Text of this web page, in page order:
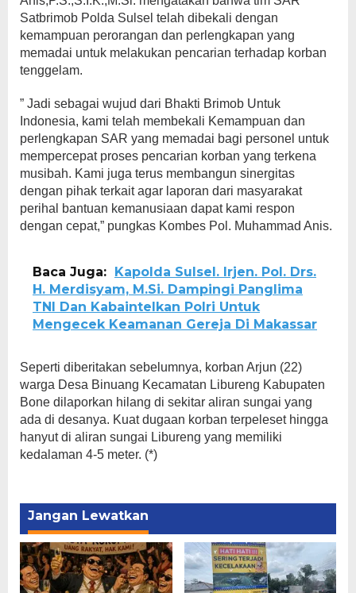
Satbrimob Polda Sulsel telah dibekali dengan
kemampuan perorangan dan perlengkapan yang
memadai untuk melakukan pencarian terhadap korban
tenggelam.
” Jadi sebagai wujud dari Bhakti Brimob Untuk
Indonesia, kami telah membekali Kemampuan dan
perlengkapan SAR yang memadai bagi personel untuk
mempercepat proses pencarian korban yang terkena
musibah. Kami juga terus membangun sinergitas
dengan pihak terkait agar laporan dari masyarakat
perihal bantuan kemanusiaan dapat kami respon
dengan cepat,” pungkas Kombes Pol. Muhammad Anis.
Baca Juga: Kapolda Sulsel. Irjen. Pol. Drs.
H. Merdisyam, M.Si. Dampingi Panglima
TNI Dan Kabaintelkan Polri Untuk
Mengecek Keamanan Gereja Di Makassar
Seperti diberitakan sebelumnya, korban Arjun (22)
warga Desa Binuang Kecamatan Libureng Kabupaten
Bone dilaporkan hilang di sekitar aliran sungai yang
ada di desanya. Kuat dugaan korban terpeleset hingga
hanyut di aliran sungai Libureng yang memiliki
kedalaman 4-5 meter. (*)
Jangan Lewatkan